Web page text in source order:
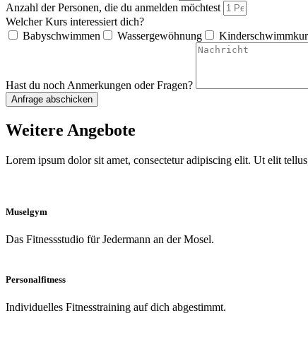
Anzahl der Personen, die du anmelden möchtest
Welcher Kurs interessiert dich?
Babyschwimmen
Wassergewöhnung
Hast du noch Anmerkungen oder Fragen?
Anfrage abschicken
Weitere Angebote
Lorem ipsum dolor sit amet, consectetur adipiscing elit. Ut elit
Muselgym
Das Fitnessstudio für Jeder­mann an der Mosel.
Personalfitness
Individuelles Fitnesstraining auf dich abgestimmt.